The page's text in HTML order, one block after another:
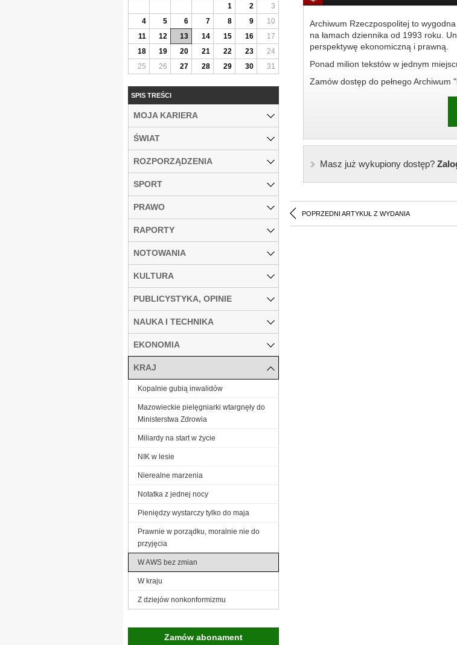
Archiwum Rzeczpospolitej to
na łamach dziennika od 1993 roku.
perspektywę ekonomiczną i prawną.
Ponad milion tekstów w jednym
Zamów dostęp do pełnego Archiwum
Masz już wykupiony dostęp?
POPRZEDNI ARTYKUŁ Z WYDANIA
1
2
3
4
5 6 7 8 9
10
11
12 13 14 15 16
17
18
19 20 21 22 23
24
25
26 27 28 29 30 31
SPIS TREŚCI
MOJA KARIERA
ŚWIAT
ROZPORZĄDZENIA
SPORT
PRAWO
RAPORTY
NOTOWANIA
KULTURA
PUBLICYSTYKA, OPINIE
NAUKA I TECHNIKA
EKONOMIA
KRAJ
Kopalnie gubią inwalidów
Mazowieckie pielęgniarki wtargnęły do
Ministerstwa Zdrowia
Miliardy na start w życie
NIK w lesie
Nierealne marzenia
Notatka z jednej nocy
Pieniędzy wystarczy tylko do maja
Prawnie w porządku, moralnie nie do
przyjęcia
W AWS bez zmian
W kraju
Z dziejów nonkonformizmu
Zamów abonament